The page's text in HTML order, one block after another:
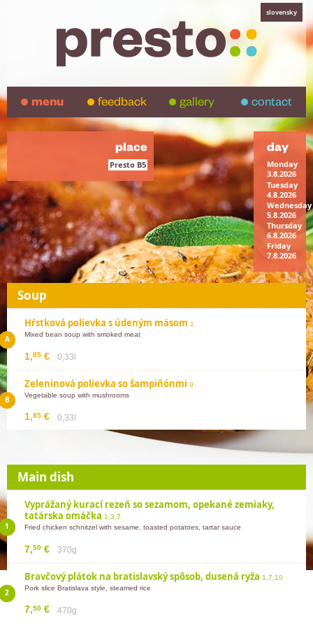
menu feedback gallery contact
slovensky
place
Presto B5
day
Monday
3.8.2026
Tuesday
4.8.2026
Wednesday
5.8.2026
Thursday
6.8.2026
Friday
7.8.2026
Soup
Hŕstková polievka s údeným mäsom 1
Mixed bean soup with smoked meat
1,85 € 0,33l
Zeleninová polievka so šampiňónmi 9
Vegetable soup with mushrooms
1,85 € 0,33l
Main dish
Vyprážaný kurací rezeň so sezamom, opekané zemiaky,
tatárska omáčka 1,3,7
Fried chicken schnitzel with sesame, toasted potatoes, tartar sauce
7,50 € 370g
Bravčový plátok na bratislavský spôsob, dusená ryža 1,7,10
Pork slice Bratislava style, steamed rice
7,50 € 470g